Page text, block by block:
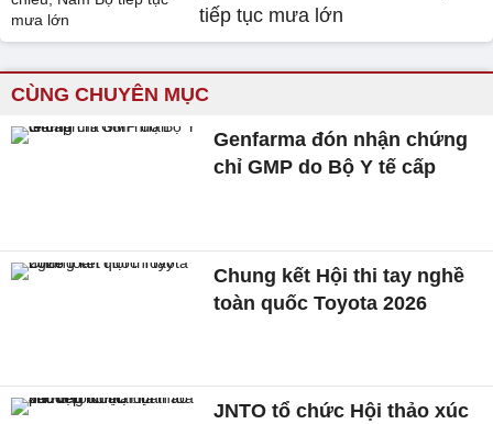
tiếp tục mưa lớn
CÙNG CHUYÊN MỤC
Genfarma đón nhận chứng
chỉ GMP do Bộ Y tế cấp
Chung kết Hội thi tay nghề
toàn quốc Toyota 2026
JNTO tổ chức Hội thảo xúc